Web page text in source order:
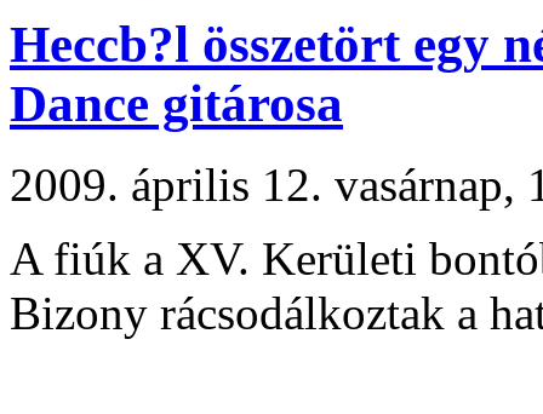
Heccb?l összetört egy
Dance gitárosa
2009. április 12.
A fiúk a XV. Kerületi
Bizony rácsodálkoztak a